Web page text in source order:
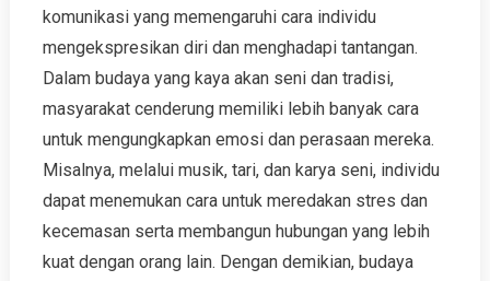
komunikasi yang memengaruhi cara individu
mengekspresikan diri dan menghadapi tantangan.
Dalam budaya yang kaya akan seni dan tradisi,
masyarakat cenderung memiliki lebih banyak cara
untuk mengungkapkan emosi dan perasaan mereka.
Misalnya, melalui musik, tari, dan karya seni, individu
dapat menemukan cara untuk meredakan stres dan
kecemasan serta membangun hubungan yang lebih
kuat dengan orang lain. Dengan demikian, budaya